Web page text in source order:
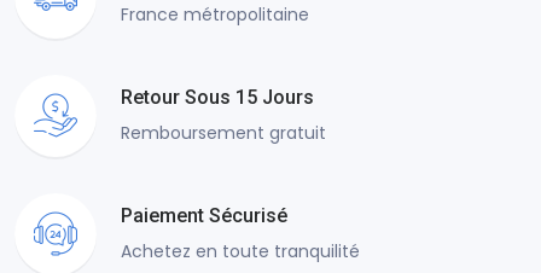
France métropolitaine
Retour Sous 15 Jours
Remboursement gratuit
Paiement Sécurisé
Achetez en toute tranquilité